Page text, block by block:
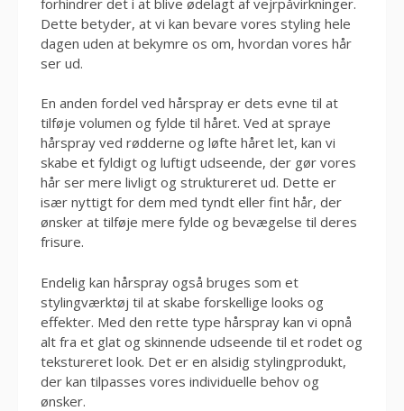
Dette betyder, at vi kan bevare vores styling hele
dagen uden at bekymre os om, hvordan vores hår
ser ud.
En anden fordel ved hårspray er dets evne til at
tilføje volumen og fylde til håret. Ved at spraye
hårspray ved rødderne og løfte håret let, kan vi
skabe et fyldigt og luftigt udseende, der gør vores
hår ser mere livligt og struktureret ud. Dette er
især nyttigt for dem med tyndt eller fint hår, der
ønsker at tilføje mere fylde og bevægelse til deres
frisure.
Endelig kan hårspray også bruges som et
stylingværktøj til at skabe forskellige looks og
effekter. Med den rette type hårspray kan vi opnå
alt fra et glat og skinnende udseende til et rodet og
tekstureret look. Det er en alsidig stylingprodukt,
der kan tilpasses vores individuelle behov og
ønsker.